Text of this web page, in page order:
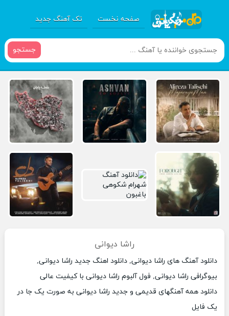
صفحه نخست تک آهنگ جدید
جستجو
راشا دیوانی
دانلود آهنگ های راشا دیوانی, دانلود اهنگ جدید راشا دیوانی,
بیوگرافی راشا دیوانی, فول آلبوم راشا دیوانی با کیفیت عالی
دانلود همه آهنگهای قدیمی و جدید راشا دیوانی به صورت یک جا در
یک فایل